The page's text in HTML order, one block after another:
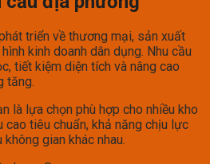
triển về thương mại, sản xuất
kinh doanh dân dụng. Nhu cầu
tiết kiệm diện tích và nâng cao
tăng.
là lựa chọn phù hợp cho nhiều kho
cao tiêu chuẩn, khả năng chịu lực
gian khác nhau.